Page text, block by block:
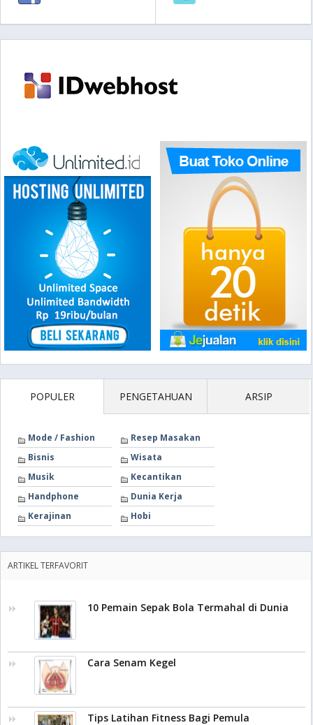
POPULER PENGETAHUAN ARSIP
Mode / Fashion
Resep Masakan
Bisnis
Wisata
Musik
Kecantikan
Handphone
Dunia Kerja
Kerajinan
Hobi
ARTIKEL TERFAVORIT
10 Pemain Sepak Bola Termahal di Dunia
Cara Senam Kegel
Tips Latihan Fitness Bagi Pemula